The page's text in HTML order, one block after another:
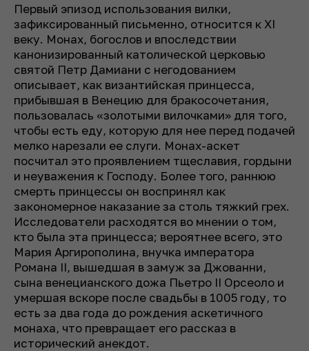
Первый эпизод использования вилки,
зафиксированный письменно, относится к XI
веку. Монах, богослов и впоследствии
канонизированный католической церковью
святой Петр Дамиани с негодованием
описывает, как византийская принцесса,
прибывшая в Венецию для бракосочетания,
пользовалась «золотыми вилочками» для того,
чтобы есть еду, которую для нее перед подачей
мелко нарезали ее слуги. Монах-аскет
посчитал это проявлением тщеславия, гордыни
и неуважения к Господу. Более того, раннюю
смерть принцессы он воспринял как
закономерное наказание за столь тяжкий грех.
Исследователи расходятся во мнении о том,
кто была эта принцесса; вероятнее всего, это
Мария Аргирополина, внучка императора
Романа II, вышедшая в замуж за Джованни,
сына венецианского дожа Пьетро II Орсеоло и
умершая вскоре после свадьбы в 1005 году, то
есть за два года до рождения аскетичного
монаха, что превращает его рассказ в
исторический анекдот.